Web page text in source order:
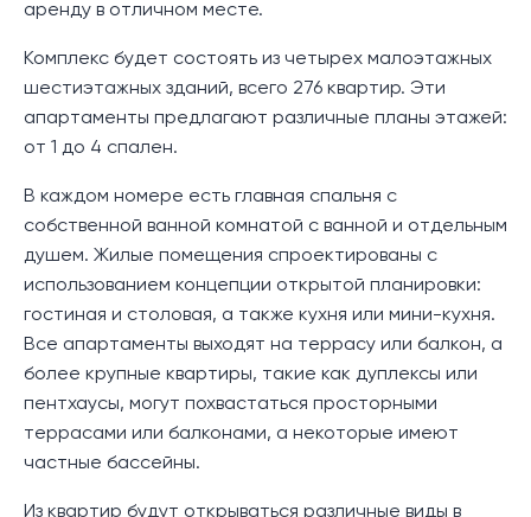
аренду в отличном месте.
Комплекс будет состоять из четырех малоэтажных
шестиэтажных зданий, всего 276 квартир. Эти
апартаменты предлагают различные планы этажей:
от 1 до 4 спален.
В каждом номере есть главная спальня с
собственной ванной комнатой с ванной и отдельным
душем. Жилые помещения спроектированы с
использованием концепции открытой планировки:
гостиная и столовая, а также кухня или мини-кухня.
Все апартаменты выходят на террасу или балкон, а
более крупные квартиры, такие как дуплексы или
пентхаусы, могут похвастаться просторными
террасами или балконами, а некоторые имеют
частные бассейны.
Из квартир будут открываться различные виды в